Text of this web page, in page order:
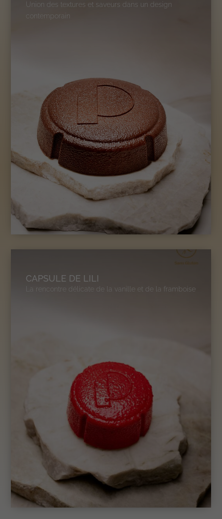
Union des textures et saveurs dans un design
contemporain
CAPSULE DE LILI
La rencontre délicate de la vanille et de la framboise